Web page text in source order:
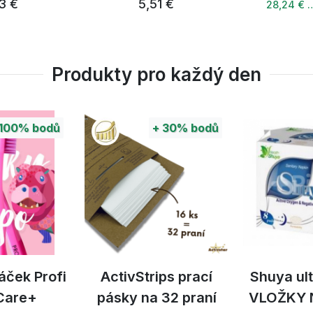
€ 28,24 € …28,82 €
Produkty pro každý den
30% bodů
prací
praní
Shuya ultratenkých
VLOŽKY NOČNÍ 8ks
Směs